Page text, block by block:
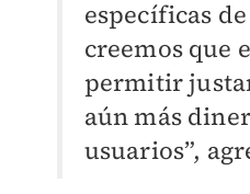
específicas
creemos que
permitir
aún más
usuarios”,